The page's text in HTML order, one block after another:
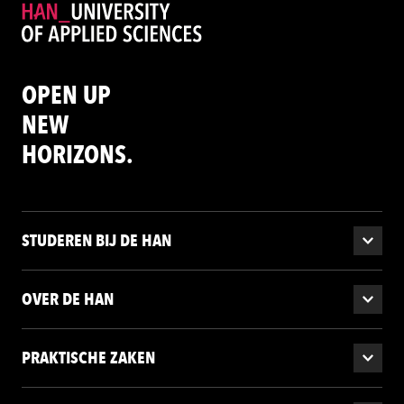
OPEN UP
NEW
HORIZONS.
STUDEREN BIJ DE HAN
OVER DE HAN
PRAKTISCHE ZAKEN